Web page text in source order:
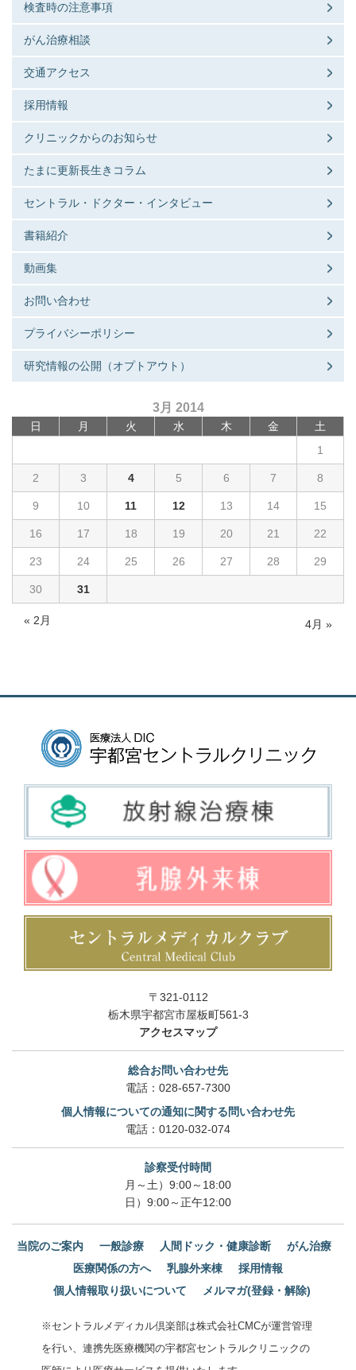
検査時の注意事項
がん治療相談
交通アクセス
採用情報
クリニックからのお知らせ
たまに更新長生きコラム
セントラル・ドクター・インタビュー
書籍紹介
動画集
お問い合わせ
プライバシーポリシー
研究情報の公開（オプトアウト）
3月 2014
日 月 火 水 木 金 土
« 2月 4月 »
1
2 3 4 5 6 7 8
9 10 11 12 13 14 15
16 17 18 19 20 21 22
23 24 25 26 27 28 29
30 31
〒321-0112
栃木県宇都宮市屋板町561-3
アクセスマップ
総合お問い合わせ先
電話： 028-657-7300
個人情報についての通知に関する問い合わせ先
電話： 0120-032-074
診察受付時間
月～土）9:00～18:00
日）9:00～正午12:00
当院のご案内 一般診療 人間ドック・健康診断
がん治療
医療関係の方へ
乳腺外来棟
採用情報
個人情報取り扱いについて
メルマガ(登録・解除)
※セントラルメディカル倶楽部は株式会社CMCが運営管理
を行い、連携先医療機関の宇都宮セントラルクリニックの